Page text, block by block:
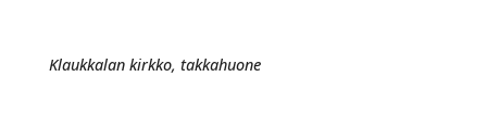
Klaukkalan kirkko, takkahuone